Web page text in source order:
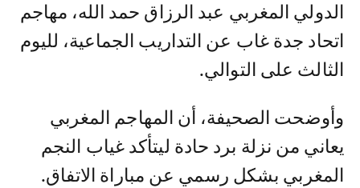
الدولي المغربي عبد الرزاق حمد الله، مهاجم
اتحاد جدة غاب عن التداريب الجماعية، لليوم
الثالث على التوالي.
وأوضحت الصحيفة، أن المهاجم المغربي
يعاني من نزلة برد حادة ليتأكد غياب النجم
المغربي بشكل رسمي عن مباراة الاتفاق.